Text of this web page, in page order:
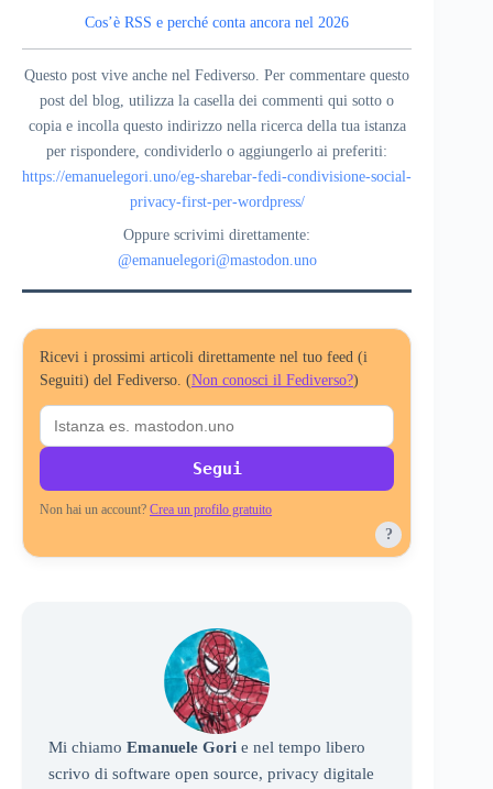
Cos’è RSS e perché conta ancora nel 2026
Questo post vive anche nel Fediverso. Per commentare questo
post del blog, utilizza la casella dei commenti qui sotto o
copia e incolla questo indirizzo nella ricerca della tua istanza
per rispondere, condividerlo o aggiungerlo ai preferiti:
https://emanuelegori.uno/eg-sharebar-fedi-condivisione-social-
privacy-first-per-wordpress/
Oppure scrivimi direttamente:
@emanuelegori@mastodon.uno
Ricevi i prossimi articoli direttamente nel tuo feed (i
Seguiti) del Fediverso. (Non conosci il Fediverso?)
Segui
Non hai un account? Crea un profilo gratuito
?
Mi chiamo Emanuele Gori e nel tempo libero
scrivo di software open source, privacy digitale